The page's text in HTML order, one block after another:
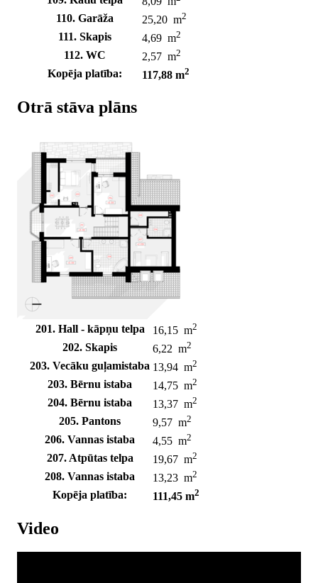
110. Garāža 25,20 m2
111. Skapis 4,69 m2
112. WC 2,57 m2
Kopēja platība: 117,88 m2
201. Hall - kāpņu telpa 16,15 m2
202. Skapis 6,22 m2
203. Vecāku guļamistaba 13,94 m2
203. Bērnu istaba 14,75 m2
204. Bērnu istaba 13,37 m2
205. Pantons 9,57 m2
206. Vannas istaba 4,55 m2
207. Atpūtas telpa 19,67 m2
208. Vannas istaba 13,23 m2
Kopēja platība: 111,45 m2
Otrā stāva plāns
Video